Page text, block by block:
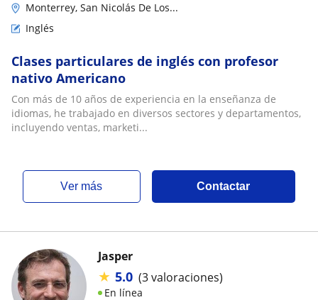
Monterrey, San Nicolás De Los...
Inglés
Clases particulares de inglés con profesor
nativo Americano
Con más de 10 años de experiencia en la enseñanza de
idiomas, he trabajado en diversos sectores y departamentos,
incluyendo ventas, marketi...
ver más Contactar
Jasper
★ 5.0 (3 valoraciones)
En línea